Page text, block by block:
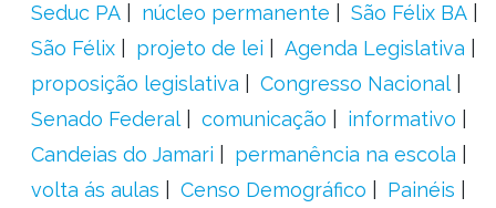
Seduc PA
núcleo permanente
São Félix BA
São Félix
projeto de lei
Agenda Legislativa
proposição legislativa
Congresso Nacional
Senado Federal
comunicação
informativo
Candeias do Jamari
permanência na escola
volta ás aulas
Censo Demográfico
Painéis